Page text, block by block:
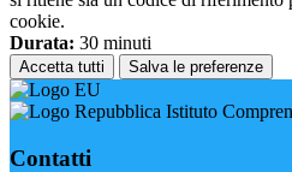
cookie.
Durata: 30 minuti
Accetta tutti Salva le preferenze
Istituto
Contatti